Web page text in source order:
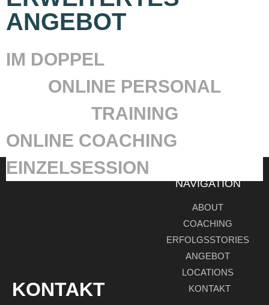
ANGEBOT
IM DOPPEL
ONLINE PERSONAL
TRAINING
ONLINE COACHING
EINZELSESSION
KONTAKT
NAVIGATION
ABOUT
COACHING
ERFOLGSSTORIES
ANGEBOT
LOCATIONS
KONTAKT